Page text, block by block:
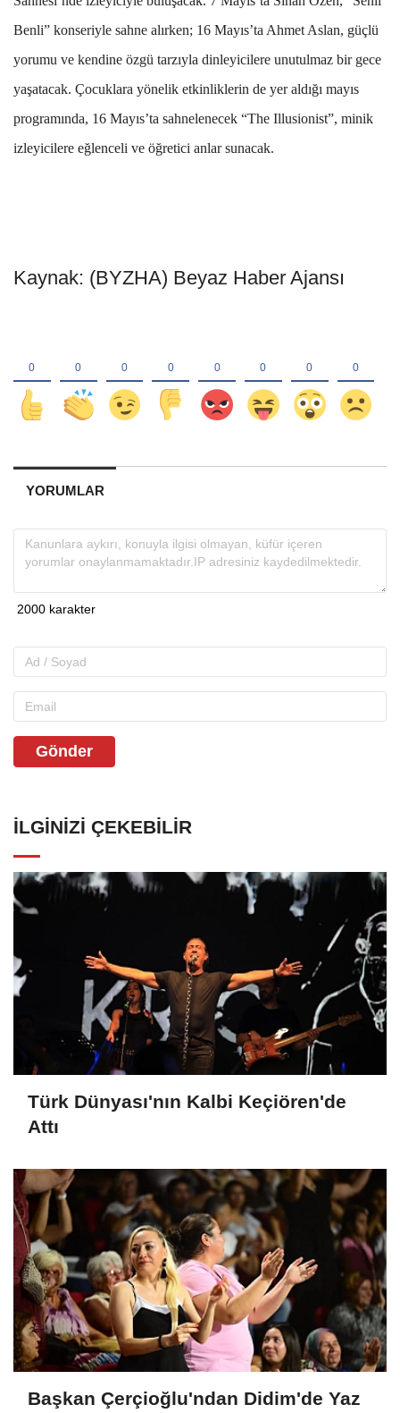
Benli” konseriyle sahne alırken; 16 Mayıs’ta Ahmet Aslan, güçlü
yorumu ve kendine özgü tarzıyla dinleyicilere unutulmaz bir gece
yaşatacak. Çocuklara yönelik etkinliklerin de yer aldığı mayıs
programında, 16 Mayıs’ta sahnelenecek “The Illusionist”, minik
izleyicilere eğlenceli ve öğretici anlar sunacak.
Kaynak: (BYZHA) Beyaz Haber Ajansı
YORUMLAR
Gönder
İLGINIZI ÇEKEBILIR
Türk Dünyası'nın Kalbi Keçiören'de
Attı
Başkan Çerçioğlu'ndan Didim'de Yaz